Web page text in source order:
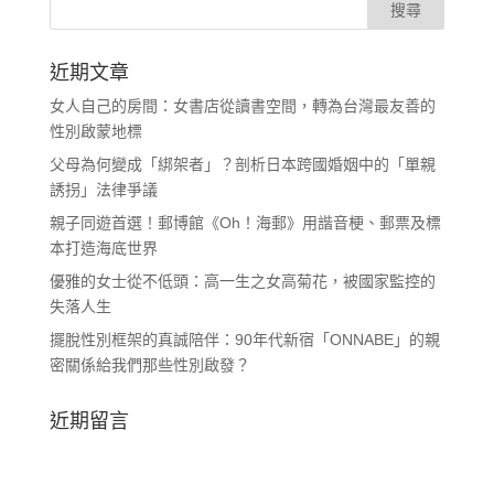
近期文章
女人自己的房間：女書店從讀書空間，轉為台灣最友善的
性別啟蒙地標
父母為何變成「綁架者」？剖析日本跨國婚姻中的「單親
誘拐」法律爭議
親子同遊首選！郵博館《Oh！海郵》用諧音梗、郵票及標
本打造海底世界
優雅的女士從不低頭：高一生之女高菊花，被國家監控的
失落人生
擺脫性別框架的真誠陪伴：90年代新宿「ONNABE」的親
密關係給我們那些性別啟發？
近期留言